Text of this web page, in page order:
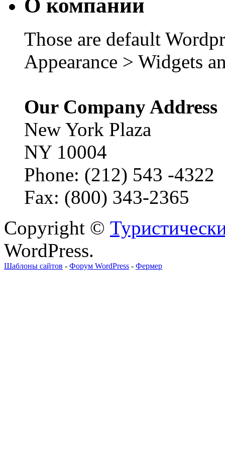
О компании
Those are default
Appearance > Widgets
Our Company Address
New York Plaza
NY 10004
Phone: (212) 543 -4322
Fax: (800) 343-2365
Copyright ©
WordPress.
Шаблоны сайтов - Форум WordPress - Фермер